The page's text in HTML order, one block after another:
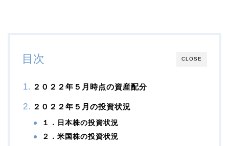
CLOSE
目次
２０２２年５月時点の資産配分
２０２２年５月の投資状況
１．日本株の投資状況
２．米国株の投資状況